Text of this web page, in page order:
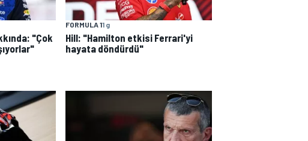
"Çok
FORMULA 11 g
Hill: "Hamilton etkisi Ferrari'yi
hayata döndürdü"